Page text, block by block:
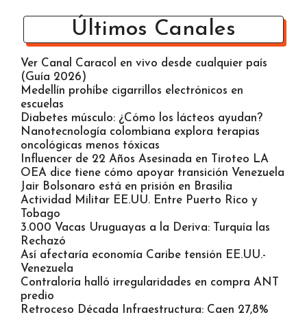
Últimos Canales
Ver Canal Caracol en vivo desde cualquier país
(Guía 2026)
Medellín prohíbe cigarrillos electrónicos en
escuelas
Diabetes músculo: ¿Cómo los lácteos ayudan?
Nanotecnología colombiana explora terapias
oncológicas menos tóxicas
Influencer de 22 Años Asesinada en Tiroteo LA
OEA dice tiene cómo apoyar transición Venezuela
Jair Bolsonaro está en prisión en Brasilia
Actividad Militar EE.UU. Entre Puerto Rico y
Tobago
3.000 Vacas Uruguayas a la Deriva: Turquía las
Rechazó
Así afectaría economía Caribe tensión EE.UU.-
Venezuela
Contraloría halló irregularidades en compra ANT
predio
Retroceso Década Infraestructura: Caen 27,8%